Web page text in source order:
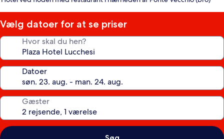
Vælg datoer for at se priser
Hvor skal du hen?
Datoer
Gæster